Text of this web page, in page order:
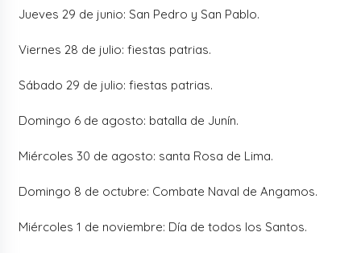
Jueves 29 de junio: San Pedro y San Pablo.
Viernes 28 de julio: fiestas patrias.
Sábado 29 de julio: fiestas patrias.
Domingo 6 de agosto: batalla de Junín.
Miércoles 30 de agosto: santa Rosa de Lima.
Domingo 8 de octubre: Combate Naval de Angamos.
Miércoles 1 de noviembre: Día de todos los Santos.